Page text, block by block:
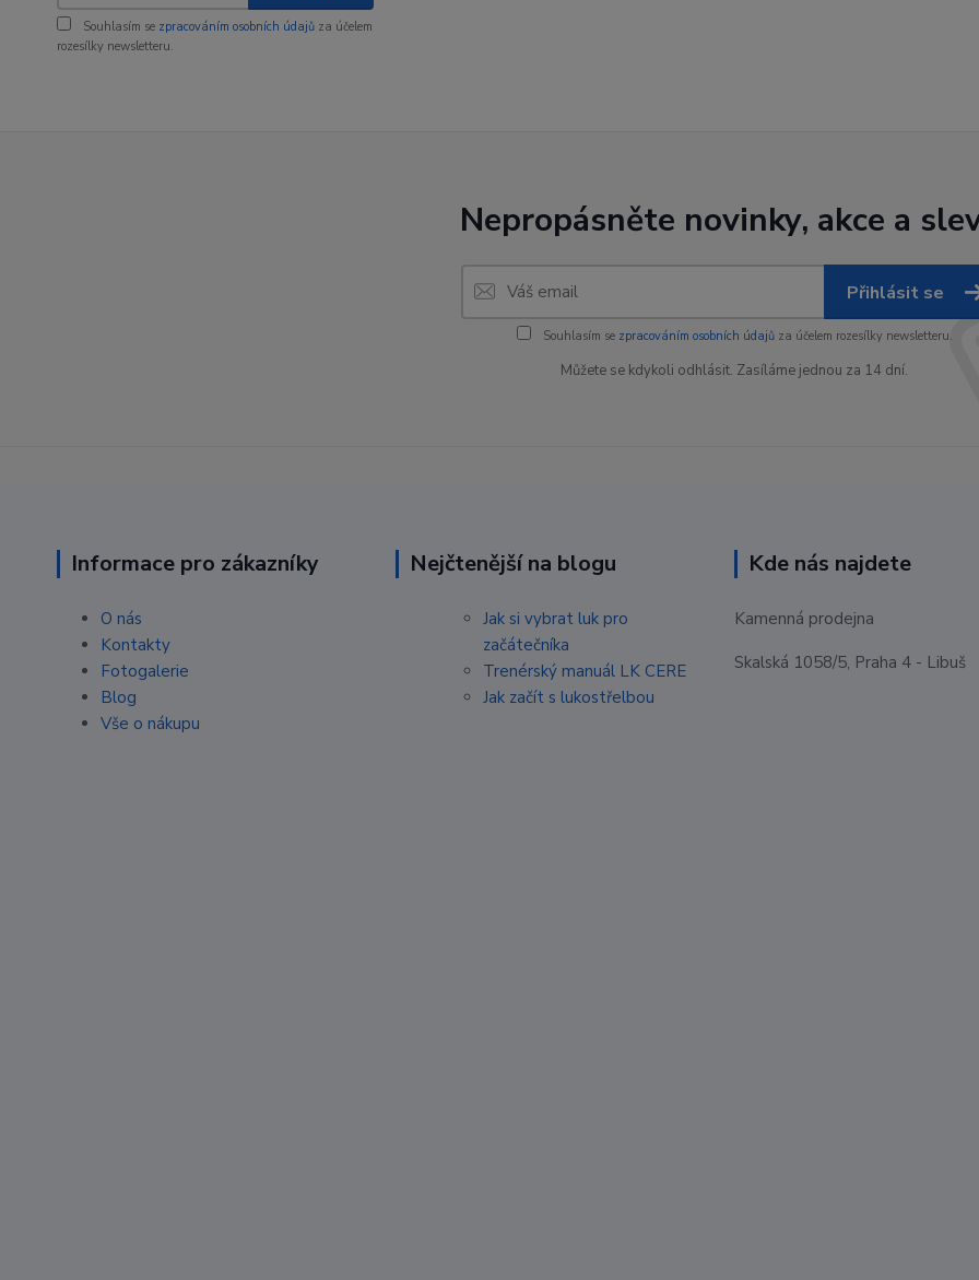
Souhlasím se zpracováním osobních údajů za účelem
rozesílky newsletteru.
Nepropásněte novinky, akce a
Přihlásit se
Souhlasím se zpracováním osobních údajůza účelem rozesílky newsletteru.
Můžete se kdykoli odhlásit. Zasíláme jednou za 14 dní.
Informace pro zákazníky
O nás
Kontakty
Fotogalerie
Blog
Vše o nákupu
Nejčtenější na blogu
Jak si vybrat luk pro
začátečníka
Trenérský manuál LK CERE
Jak začít s lukostřelbou
Kde nás najdete
Kamenná prodejna
Skalská 1058/5, Praha 4 - Libuš